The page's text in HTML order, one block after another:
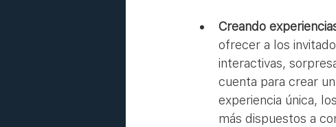
Creando
ofrecer a los
interactivas,
cuenta para crear
experiencia única,
más dispuestos a